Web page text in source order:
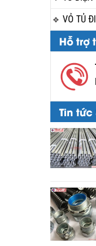
VỎ TỦ
Hỗ trợ
Tin tức